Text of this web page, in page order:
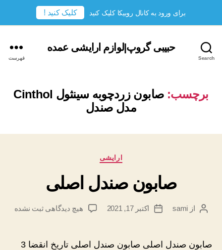
Search
حبیبی گروپ|لوازم ارایشی عمده
فهرست
برچسب:
صابون زردچوبه سینثول Cinthol
مدل صندل
دسته‌ها
ارایشی
صابون صندل اصلی
نویسندهٔ
از sami
تاریخاکتبر 17, 2021 هیچ دیدگاهیبرای
اصلی
ثبت نشده
صابون صندل اصلی صابون صندل اصلی تاریخ انقضا 3
برای ورود به کانال روبیکا کلیک کنید کلیک کنید !